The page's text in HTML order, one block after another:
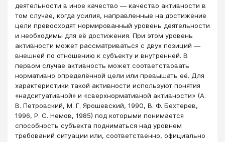
деятельности в иное качество — качество активности в
том случае, когда усилия, направленные на достижение
цели превосходят нормированный уровень деятельности
и необходимы для её достижения. При этом уровень
активности может рассматриваться с двух позиций —
внешней по отношению к субъекту и внутренней. В
первом случае активность может соответствовать
нормативно определённой цели или превышать её. Для
характеристики такой активности используют понятия
«надситуативной» и «сверхнормативной активности» (А.
В. Петровский, М. Г. Ярошевский, 1990, В. Ф. Бехтерев,
1996, Р. С. Немов, 1985) под которыми понимается
способность субъекта подниматься над уровнем
требований ситуации или, соответственно, официально